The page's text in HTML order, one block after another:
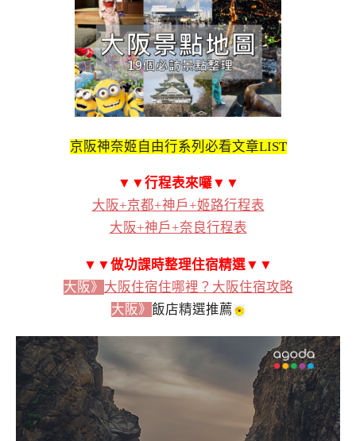
京阪神奈姬自由行系列必看文章LIST
▼▼行程表來囉▼▼
大阪+京都+神戶+姬路行程表
大阪+神戶+奈良行程表
▼▼做功課時整理住宿精選▼▼
大阪》 大阪住宿住哪裡？大阪住宿攻略
大阪》 飯店精選推薦